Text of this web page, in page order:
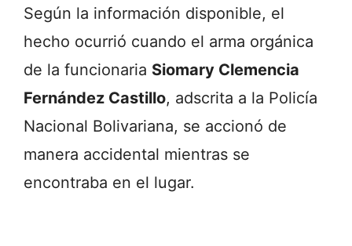
Según la información disponible, el
hecho ocurrió cuando el arma orgánica
de la funcionaria Siomary Clemencia
Fernández Castillo, adscrita a la Policía
Nacional Bolivariana, se accionó de
manera accidental mientras se
encontraba en el lugar.